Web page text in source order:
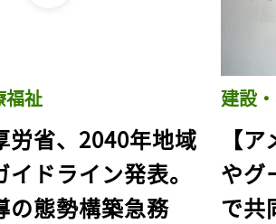
福祉
労省、2040年地域
ドライン発表。
の態勢構築急務
建設
【
やグ
で共